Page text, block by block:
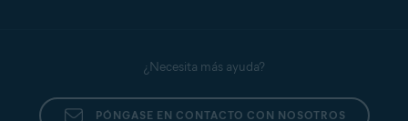
¿Necesita más ayuda?
PÓNGASE EN CONTACTO CON NOSOTROS